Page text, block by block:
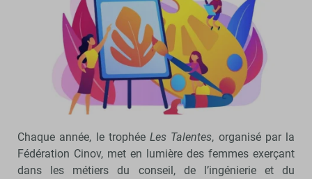
Chaque année, le trophée Les Talentes, organisé par la
Fédération Cinov, met en lumière des femmes exerçant
dans les métiers du conseil, de l’ingénierie et du